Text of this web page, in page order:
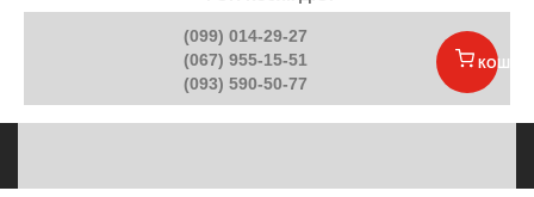
(099) 014-29-27
(067) 955-15-51
(093) 590-50-77
КОШИК